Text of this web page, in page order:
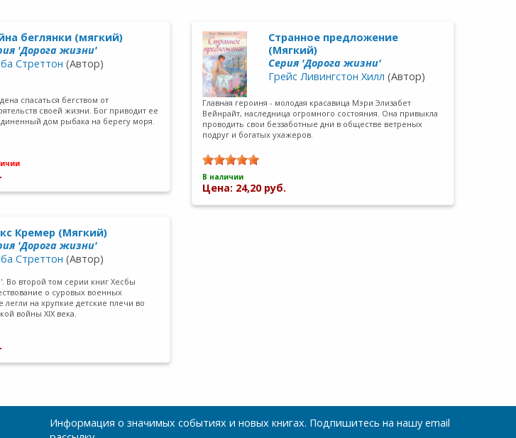
беглянки (мягкий)
'Дорога жизни'
Стреттон (Автор)
спасаться бегством от
своей жизни. Бог приводит ее
дом рыбака на берегу моря.
Странное предложение
(Мягкий)
Cерия 'Дорога жизни'
Грейс Ливингстон Хилл (Автор)
Главная героиня - молодая красавица Мэри Элизабет
Вейнрайт, наследница огромного состояния. Она привыкла
проводить свои беззаботные дни в обществе ветреных
подруг и богатых ухажеров.
В наличии
Цена: 24,20 руб.
Кремер (Мягкий)
'Дорога жизни'
Стреттон (Автор)
Во второй том серии книг Хесбы
о суровых военных
легли на хрупкие детские плечи во
войны XIX века.
Информация о значимых событиях и новых книгах. Подпишитесь на нашу email